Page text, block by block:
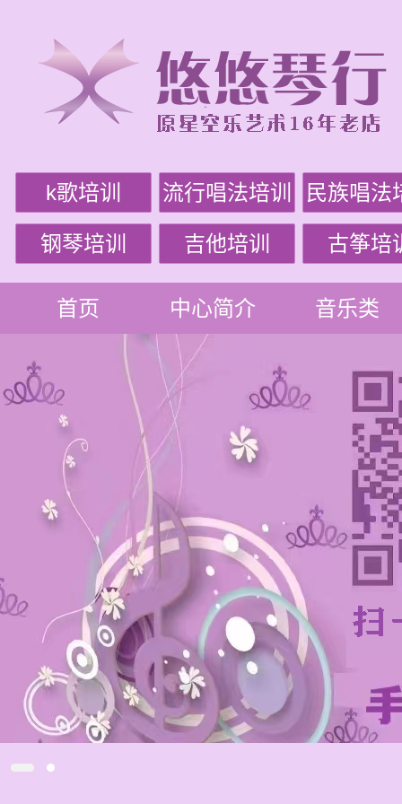
k歌培训 流行唱法培训 民族唱法
钢琴培训 吉他培训 古筝培
首页 中心简介 音乐类